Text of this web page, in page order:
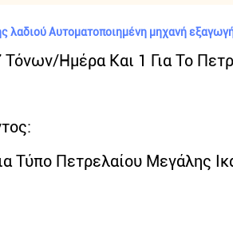
λαδιού Αυτοματοποιημένη μηχανή
ημέρα Και 1 Για Το
Τύπο Πετρελαίου Μεγάλης